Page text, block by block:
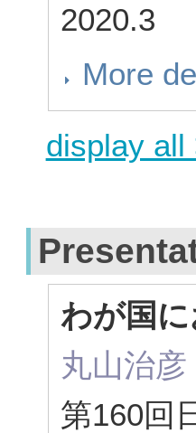
2020.3
More
display all
わが国
丸山治彦
第160回